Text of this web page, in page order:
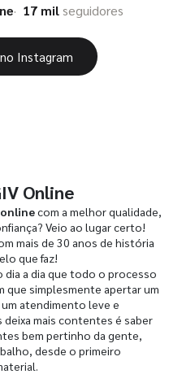
17 milseguidores
Instagram
Online
com a melhor qualidade,
Veio ao lugar certo!
mais de 30 anos de história
que faz!
a dia que todo o processo
que simplesmente apertar um
atendimento leve e
mais contentes é saber
bem pertinho da gente,
desde o primeiro